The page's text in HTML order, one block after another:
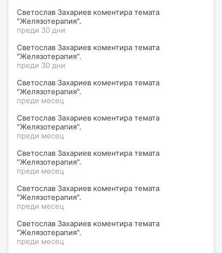
Светослав Захариев коментира темата
"Желязотерапия".
преди 30 дни
Светослав Захариев коментира темата
"Желязотерапия".
преди 30 дни
Светослав Захариев коментира темата
"Желязотерапия".
преди месец
Светослав Захариев коментира темата
"Желязотерапия".
преди месец
Светослав Захариев коментира темата
"Желязотерапия".
преди месец
Светослав Захариев коментира темата
"Желязотерапия".
преди месец
Светослав Захариев коментира темата
"Желязотерапия".
преди месец